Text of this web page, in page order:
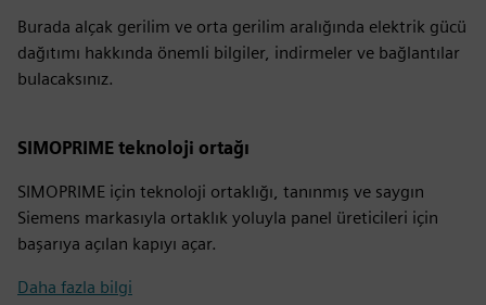
Burada alçak gerilim ve orta gerilim aralığında elektrik gücü
dağıtımı hakkında önemli bilgiler, indirmeler ve bağlantılar
bulacaksınız.
SIMOPRIME teknoloji ortağı
SIMOPRIME için teknoloji ortaklığı, tanınmış ve saygın
Siemens markasıyla ortaklık yoluyla panel üreticileri için
başarıya açılan kapıyı açar.
Daha fazla bilgi